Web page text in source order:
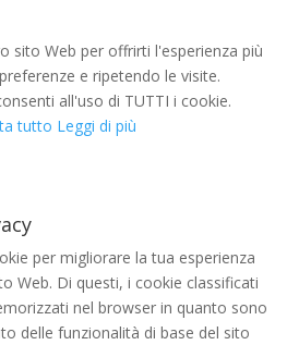
sito Web per offrirti l'esperienza più
e ripetendo le visite.
all'uso di TUTTI i cookie.
tutto Leggi di più
per migliorare la tua esperienza
Web. Di questi, i cookie classificati
nel browser in quanto sono
delle funzionalità di base del sito